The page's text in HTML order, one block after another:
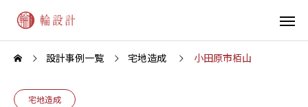
設計事例一覧 宅地造成 小田原市栢山
宅地造成